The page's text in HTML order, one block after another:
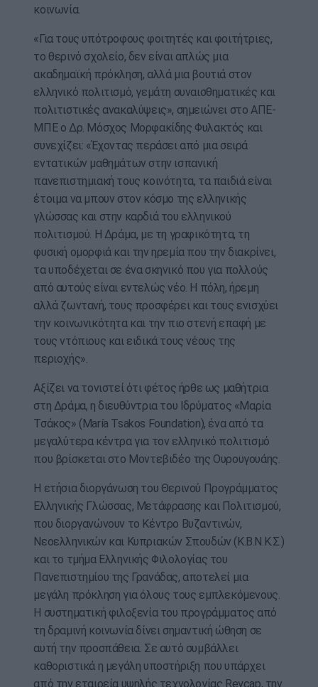
κοινωνία.
«Για τους υπότροφους φοιτητές και φοιτήτριες,
το θερινό σχολείο, δεν είναι απλώς μια
ακαδημαϊκή πρόκληση, αλλά μια βουτιά στον
ελληνικό πολιτισμό, γεμάτη συναισθηματικές και
πολιτιστικές ανακαλύψεις», σημειώνει στο ΑΠΕ-
ΜΠΕ ο Δρ. Μόσχος Μορφακίδης Φυλακτός και
συνεχίζει: «Έχοντας περάσει από μια σειρά
εντατικών μαθημάτων στην ισπανική
πανεπιστημιακή τους κοινότητα, τα παιδιά είναι
έτοιμα να μπουν στον κόσμο της ελληνικής
γλώσσας και στην καρδιά του ελληνικού
πολιτισμού. Η Δράμα, με τη γραφικότητα, τη
φυσική ομορφιά και την ηρεμία που την διακρίνει,
τα υποδέχεται σε ένα σκηνικό που για πολλούς
από αυτούς είναι εντελώς νέο. Η πόλη, ήρεμη
αλλά ζωντανή, τους προσφέρει και τους ενισχύει
την κοινωνικότητα και την πιο στενή επαφή με
τους ντόπιους και ειδικά τους νέους της
περιοχής».
Αξίζει να τονιστεί ότι φέτος ήρθε ως μαθήτρια
στη Δράμα, η διευθύντρια του Ιδρύματος «Μαρία
Τσάκος» (María Tsakos Foundation), ένα από τα
μεγαλύτερα κέντρα για τον ελληνικό πολιτισμό
που βρίσκεται στο Μοντεβιδέο της Ουρουγουάης.
Η ετήσια διοργάνωση του Θερινού Προγράμματος
Ελληνικής Γλώσσας, Μετάφρασης και Πολιτισμού,
που διοργανώνουν το Κέντρο Βυζαντινών,
Νεοελληνικών και Κυπριακών Σπουδών (Κ.Β.Ν.Κ.Σ.)
και το τμήμα Ελληνικής Φιλολογίας του
Πανεπιστημίου της Γρανάδας, αποτελεί μια
μεγάλη πρόκληση για όλους τους εμπλεκόμενους.
Η συστηματική φιλοξενία του προγράμματος από
τη δραμινή κοινωνία δίνει σημαντική ώθηση σε
αυτή την προσπάθεια. Σε αυτό συμβάλλει
καθοριστικά η μεγάλη υποστήριξη που υπάρχει
από την εταιρεία υψηλής τεχνολογίας Reycap, την